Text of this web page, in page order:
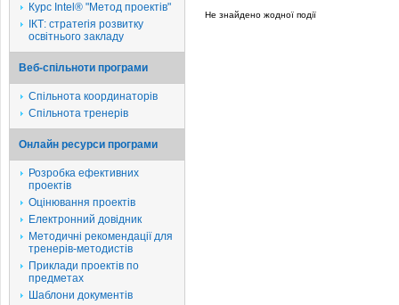
Курс Intel® "Метод проектів"
ІКТ: стратегія розвитку
освітнього закладу
Веб-спільноти програми
Спільнота координаторів
Спільнота тренерів
Онлайн ресурси програми
Розробка ефективних
проектів
Оцінювання проектів
Електронний довідник
Методичні рекомендації для
тренерів-методистів
Приклади проектів по
предметах
Шаблони документів
Не знайдено жодної події